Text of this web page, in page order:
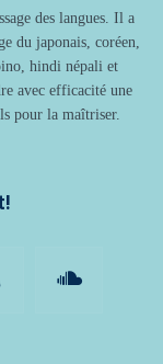
des langues. Il a
du japonais, coréen,
hindi népali et
avec efficacité une
pour la maîtriser.